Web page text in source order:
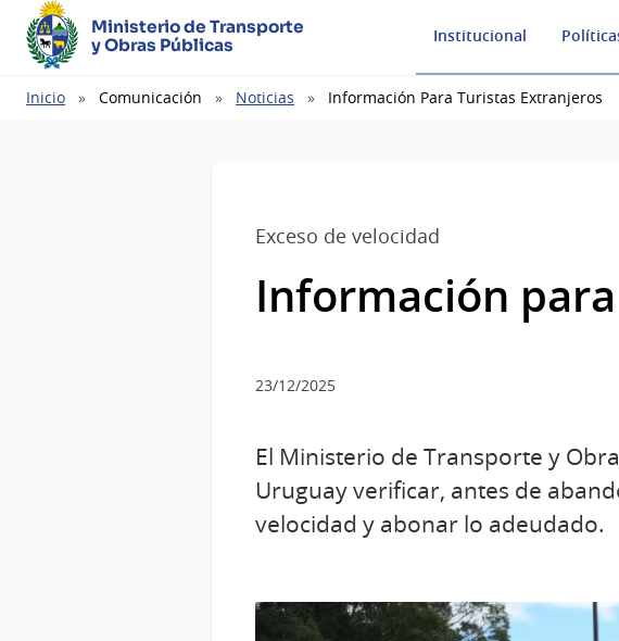
Ministerio de Transporte
y Obras Públicas
Institucional
Ruta
Inicio Comunicación Noticias Información Para Turistas Extranjeros
Exceso de velocidad
Información
23/12/2025
El Ministerio de Transporte y
Uruguay verificar, antes de
velocidad y abonar lo adeudado.